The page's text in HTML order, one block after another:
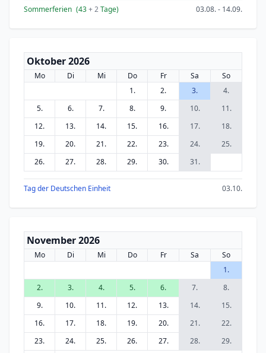
Sommerferien (43+ 2Tage) 03.08. - 14.09.
Oktober 2026
Mo Di Mi Do Fr Sa
So
1.
2. 3.
4.
5.
6. 7. 8. 9. 10.
11.
12.
13. 14. 15. 16. 17.
18.
19.
20. 21. 22. 23. 24.
25.
26.
27. 28. 29. 30. 31.
Tag der Deutschen Einheit 03.10.
November 2026
Mo Di Mi Do Fr Sa
So
1.
2.
3. 4. 5. 6. 7.
8.
9.
10. 11. 12. 13. 14.
15.
16.
17. 18. 19. 20. 21.
22.
23.
24. 25. 26. 27. 28.
29.